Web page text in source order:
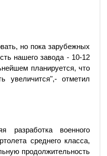
но пока зарубежных
нашего завода - 10-12
планируется, что
увеличится",- отметил
военного
среднего класса,
продолжительность